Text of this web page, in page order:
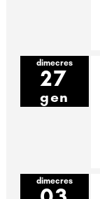
dimecres
27
gen
dimecres